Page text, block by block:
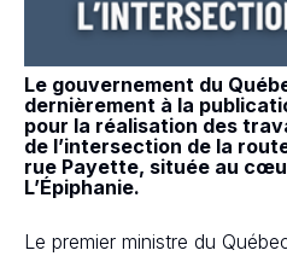
Le gouvernement du
dernièrement à la
pour la réalisation des
de l’intersection de la
rue Payette, située au
L’Épiphanie.
Le premier ministre du